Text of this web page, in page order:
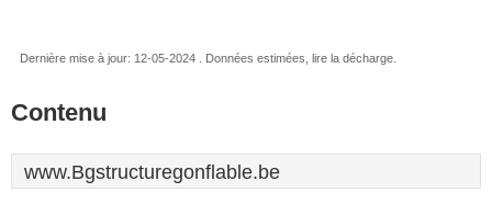
Dernière mise à jour: 12-05-2024 . Données estimées, lire la décharge.
Contenu
www.Bgstructuregonflable.be